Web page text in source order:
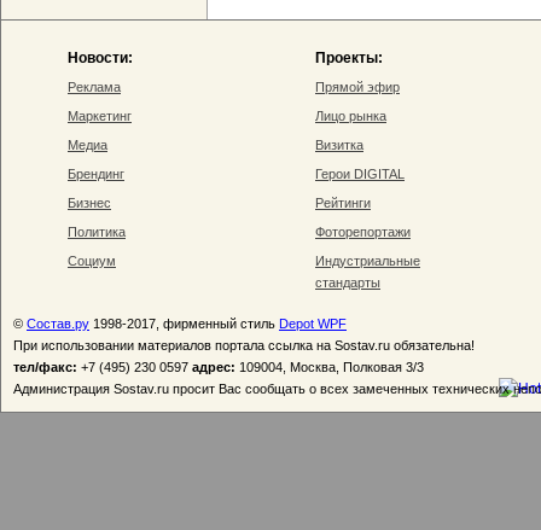
Новости:
Реклама
Маркетинг
Медиа
Брендинг
Бизнес
Политика
Социум
Проекты:
Прямой эфир
Лицо рынка
Визитка
Герои DIGITAL
Рейтинги
Фоторепортажи
Индустриальные
стандарты
© Состав.ру 1998-2017, фирменный стиль Depot WPF
При использовании материалов портала ссылка на Sostav.ru обязательна!
тел/факс: +7 (495) 230 0597 адрес: 109004, Москва, Полковая 3/3
Администрация Sostav.ru просит Вас сообщать о всех замеченных технических